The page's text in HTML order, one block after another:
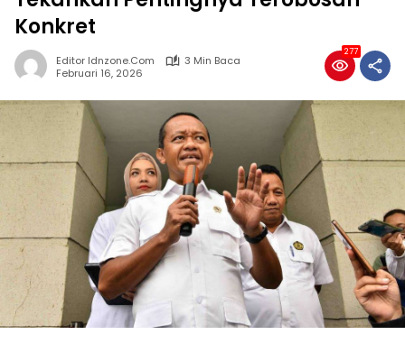
Konkret
Editor Idnzone.com
3 Min Baca
Februari 16, 2026
277